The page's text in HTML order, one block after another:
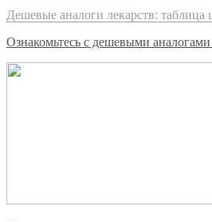
Дешевые аналоги лекарств: таблица
Ознакомьтесь с дешевыми аналогами